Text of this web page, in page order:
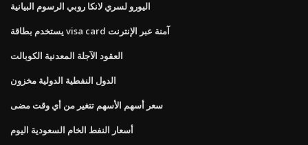
اليورو لسري لانكا روبي الرسوم البيانية
يستخدم بطاقة visa card آمنة عبر الإنترنت
العقود الآجلة المعدنية الكوبالت
الدول النفطية الدولية مخزون
سعر أسهم الأسهم تتغير من أي وقت مضى
أسعار النفط الخام السعودية اليوم